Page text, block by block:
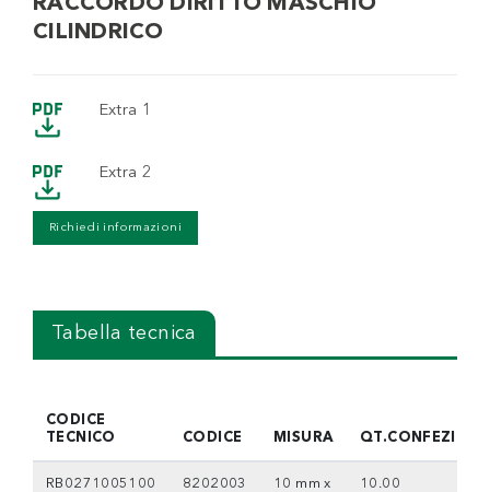
RACCORDO DIRITTO MASCHIO
CILINDRICO
Extra 1
Extra 2
Richiedi informazioni
Tabella tecnica
CODICE
TECNICO
CODICE MISURA QT.CONFEZIONE
RB0271005100 8202003
10 mm x
10.00